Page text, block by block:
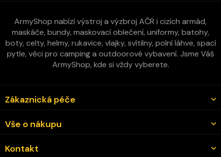
ArmyShop nabízí výstroj a výzbroj AČR i cizích armád,
maskáče, bundy, maskovací oblečení, uniformy, batohy,
boty, celty, helmy, rukavice, vlajky, svítilny, polní láhve, spací
pytle, věci pro camping a outdoorové vybavení. Jsme Váš
ArmyShop, kde si vždy vyberete.
Zákaznická péče
Vše o nákupu
Kontakt